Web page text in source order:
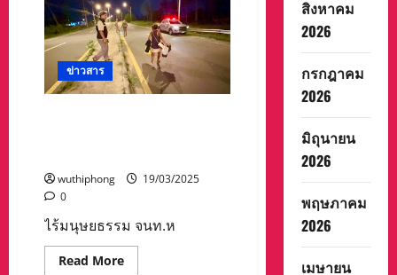
“เย็น
ทั่ว
หล้า
รื่นเริง
มหา
สงกรานต์
2568”
Songkran
ข่าวสาร
wuthiphong
19/03/2025
0
ไร้มนุษยธรรม จนท.ห
Read MoreRead
สิงหาคม
2026
กรกฎาคม
2026
มิถุนายน
2026
พฤษภาคม
2026
เมษายน